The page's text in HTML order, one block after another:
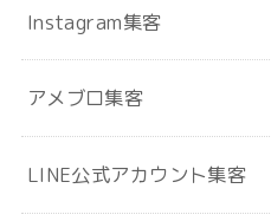
Instagram集客
アメブロ集客
LINE公式アカウント集客